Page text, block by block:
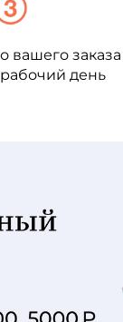
вашего заказа
день